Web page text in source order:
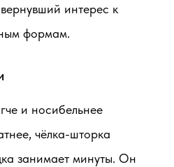
интерес к
формам.
и носибельнее
чёлка-шторка
занимает минуты. Он